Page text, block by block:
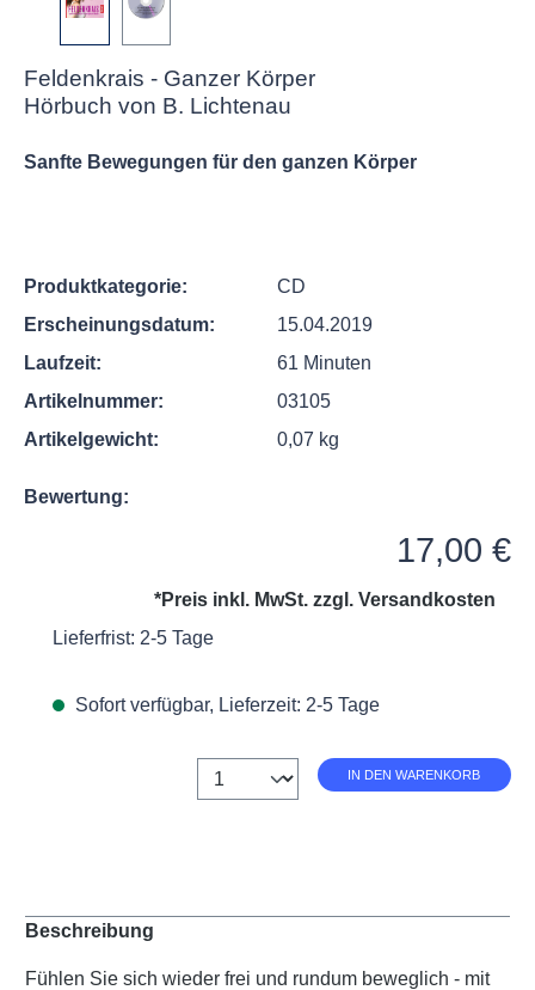
Feldenkrais - Ganzer Körper
Hörbuch von B. Lichtenau
Sanfte Bewegungen für den ganzen Körper
Produktkategorie:
CD
Erscheinungsdatum:
15.04.2019
Laufzeit:
61 Minuten
Artikelnummer:
03105
Artikelgewicht:
0,07 kg
Bewertung:
17,00 €
*Preis inkl. MwSt. zzgl. Versandkosten
Lieferfrist: 2-5 Tage
Sofort verfügbar, Lieferzeit: 2-5 Tage
Anzahl IN DEN WARENKORB
Beschreibung
Fühlen Sie sich wieder frei und rundum beweglich - mit